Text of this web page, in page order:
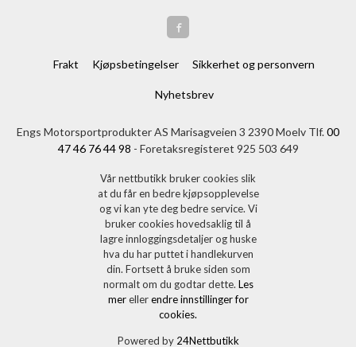
Frakt Kjøpsbetingelser Sikkerhet og personvern
Nyhetsbrev
Engs Motorsportprodukter AS Marisagveien 3 2390 Moelv Tlf.00
47 46 76 44 98 - Foretaksregisteret 925 503 649
Vår nettbutikk bruker cookies slik
at du får en bedre kjøpsopplevelse
og vi kan yte deg bedre service. Vi
bruker cookies hovedsaklig til å
lagre innloggingsdetaljer og huske
hva du har puttet i handlekurven
din. Fortsett å bruke siden som
normalt om du godtar dette. Les
merellerendre innstillinger for
cookies.
Powered by 24Nettbutikk